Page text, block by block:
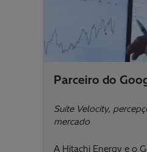
Parceiro do
Suíte Velocity,
mercado
A Hitachi Energy e o